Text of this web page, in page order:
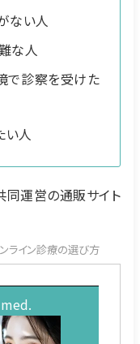
ない人
な人
で診察を受けた
い人
同運営の通販サイト
ライン診療の選び方
med.